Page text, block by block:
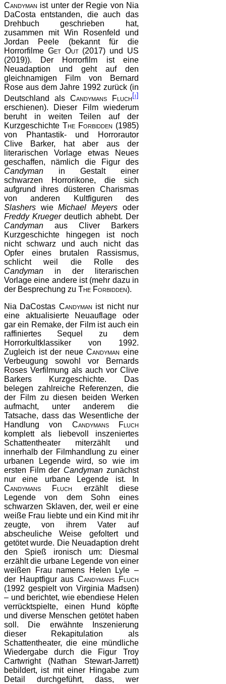
Candyman ist unter der Regie von Nia
DaCosta entstanden, die auch das
Drehbuch geschrieben hat,
zusammen mit Win Rosenfeld und
Jordan Peele (bekannt für die
Horrorfilme Get Out(2017) und US
(2019)). Der Horrorfilm ist eine
Neuadaption und geht auf den
gleichnamigen Film von Bernard
Rose aus dem Jahre 1992 zurück (in
Deutschland als Candymans Fluch [i]
erschienen). Dieser Film wiederum
beruht in weiten Teilen auf der
Kurzgeschichte The Forbidden (1985)
von Phantastik- und Horrorautor
Clive Barker, hat aber aus der
literarischen Vorlage etwas Neues
geschaffen, nämlich die Figur des
Candyman in Gestalt einer
schwarzen Horrorikone, die sich
aufgrund ihres düsteren Charismas
von anderen Kultfiguren des
Slashers wieMichael Meyers oder
Freddy Kruegerdeutlich abhebt. Der
Candyman aus Cliver Barkers
Kurzgeschichte hingegen ist noch
nicht schwarz und auch nicht das
Opfer eines brutalen Rassismus,
schlicht weil die Rolle des
Candyman in der literarischen
Vorlage eine andere ist (mehr dazu in
der Besprechung zu The Forbidden).
Nia DaCostas Candyman ist nicht nur
eine aktualisierte Neuauflage oder
gar ein Remake, der Film ist auch ein
raffiniertes Sequel zu dem
Horrorkultklassiker von 1992.
Zugleich ist der neueCandyman eine
Verbeugung sowohl vor Bernards
Roses Verfilmung als auch vor Clive
Barkers Kurzgeschichte. Das
belegen zahlreiche Referenzen, die
der Film zu diesen beiden Werken
aufmacht, unter anderem die
Tatsache, dass das Wesentliche der
Handlung von Candymans Fluch
komplett als liebevoll inszeniertes
Schattentheater miterzählt und
innerhalb der Filmhandlung zu einer
urbanen Legende wird, so wie im
ersten Film der Candyman zunächst
nur eine urbane Legende ist. In
Candymans Fluch erzählt diese
Legende von dem Sohn eines
schwarzen Sklaven, der, weil er eine
weiße Frau liebte und ein Kind mit ihr
zeugte, von ihrem Vater auf
abscheuliche Weise gefoltert und
getötet wurde. Die Neuadaption dreht
den Spieß ironisch um: Diesmal
erzählt die urbane Legende von einer
weißen Frau namens Helen Lyle –
der Hauptfigur ausCandymans Fluch
(1992 gespielt von Virginia Madsen)
– und berichtet, wie ebendiese Helen
verrücktspielte, einen Hund köpfte
und diverse Menschen getötet haben
soll. Die erwähnte Inszenierung
dieser Rekapitulation als
Schattentheater, die eine mündliche
Wiedergabe durch die Figur Troy
Cartwright (Nathan Stewart-Jarrett)
bebildert, ist mit einer Hingabe zum
Detail durchgeführt, dass, wer